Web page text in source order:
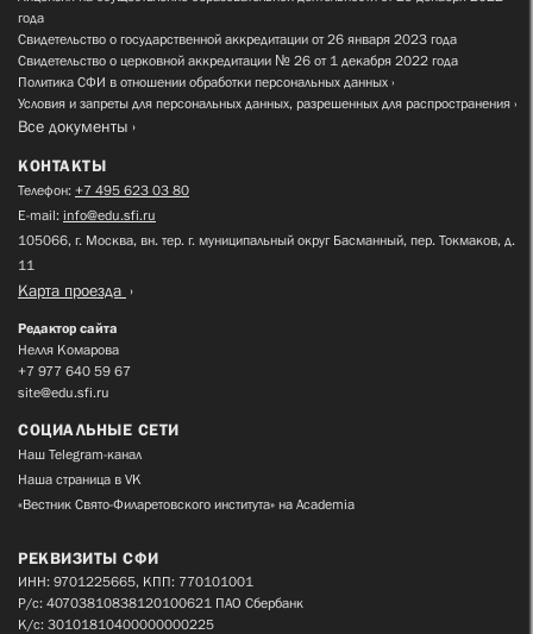
года
Свидетельство о государственной аккредитации от 26 января 2023 года
Свидетельство о церковной аккредитации № 26 от 1 декабря 2022 года
Политика СФИ в отношении обработки персональных данных
Условия и запреты для персональных данных, разрешенных для распространения
Все документы
КОНТАКТЫ
Телефон: +7 495 623 03 80
E-mail: info@edu.sfi.ru
105066, г. Москва, вн. тер. г. муниципальный округ Басманный, пер. Токмаков, д.
11
Карта проезда
Редактор сайта
Нелля Комарова
+7 977 640 59 67
site@edu.sfi.ru
СОЦИАЛЬНЫЕ СЕТИ
Наш Telegram-канал
Наша страница в VK
«Вестник Свято-Филаретовского института» на Academia
РЕКВИЗИТЫ СФИ
ИНН: 9701225665, КПП: 770101001
Р/с: 40703810838120100621 ПАО Сбербанк
К/с: 30101810400000000225